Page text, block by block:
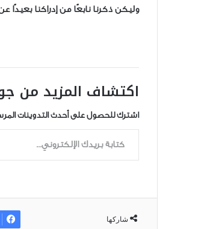
وليكن ذكرنا نابعًا من إدراكنا بعيدًا
اكتشاف المزيد من
اشترك للحصول على أحدث التدوينات
كتابة بريدك الإلكتروني...
شاركها